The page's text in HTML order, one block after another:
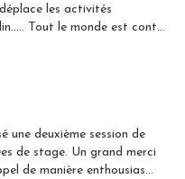
les activités
Tout le monde est cont...
une deuxième session de
de stage. Un grand merci
de manière enthousias...